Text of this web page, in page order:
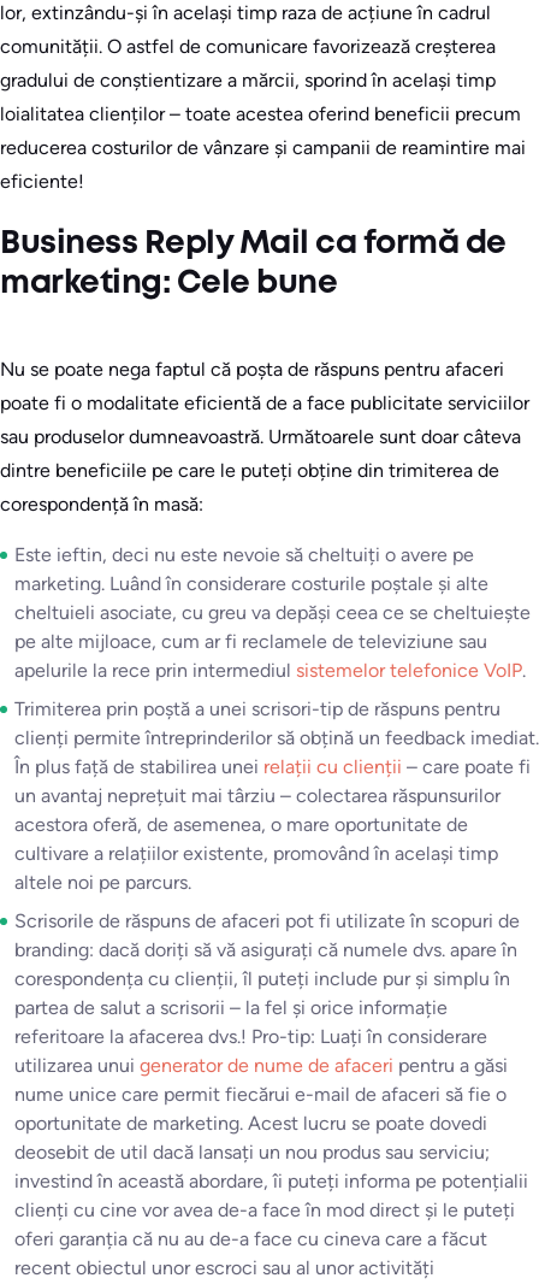
lor, extinzându-și în același timp raza de acțiune în cadrul
comunității. O astfel de comunicare favorizează creșterea
gradului de conștientizare a mărcii, sporind în același timp
loialitatea clienților – toate acestea oferind beneficii precum
reducerea costurilor de vânzare și campanii de reamintire mai
eficiente!
Business Reply Mail ca formă de
marketing: Cele bune
Nu se poate nega faptul că poșta de răspuns pentru afaceri
poate fi o modalitate eficientă de a face publicitate serviciilor
sau produselor dumneavoastră. Următoarele sunt doar câteva
dintre beneficiile pe care le puteți obține din trimiterea de
corespondență în masă:
Este ieftin, deci nu este nevoie să cheltuiți o avere pe
marketing. Luând în considerare costurile poștale și alte
cheltuieli asociate, cu greu va depăși ceea ce se cheltuiește
pe alte mijloace, cum ar fi reclamele de televiziune sau
apelurile la rece prin intermediul sistemelor telefonice VoIP.
Trimiterea prin poștă a unei scrisori-tip de răspuns pentru
clienți permite întreprinderilor să obțină un feedback imediat.
În plus față de stabilirea unei relații cu clienții – care poate fi
un avantaj neprețuit mai târziu – colectarea răspunsurilor
acestora oferă, de asemenea, o mare oportunitate de
cultivare a relațiilor existente, promovând în același timp
altele noi pe parcurs.
Scrisorile de răspuns de afaceri pot fi utilizate în scopuri de
branding: dacă doriți să vă asigurați că numele dvs. apare în
corespondența cu clienții, îl puteți include pur și simplu în
partea de salut a scrisorii – la fel și orice informație
referitoare la afacerea dvs.! Pro-tip: Luați în considerare
utilizarea unui generator de nume de afaceri pentru a găsi
nume unice care permit fiecărui e-mail de afaceri să fie o
oportunitate de marketing. Acest lucru se poate dovedi
deosebit de util dacă lansați un nou produs sau serviciu;
investind în această abordare, îi puteți informa pe potențialii
clienți cu cine vor avea de-a face în mod direct și le puteți
oferi garanția că nu au de-a face cu cineva care a făcut
recent obiectul unor escroci sau al unor activități